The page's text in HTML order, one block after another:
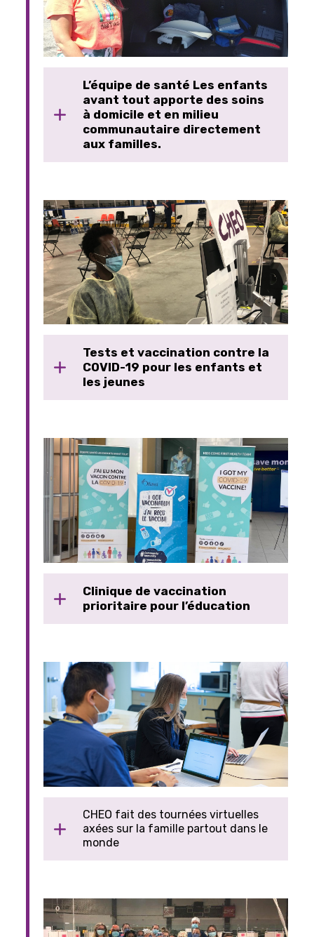
L’équipe de santé Les enfants
avant tout apporte des soins
à domicile et en milieu
communautaire directement
aux familles.
Tests et vaccination contre la
COVID-19 pour les enfants et
les jeunes
Clinique de vaccination
prioritaire pour l’éducation
CHEO fait des tournées virtuelles
axées sur la famille partout dans le
monde